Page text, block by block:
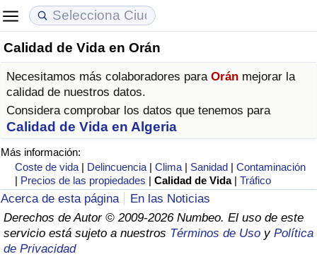
Calidad de Vida en Orán
Necesitamos más colaboradores para Orán mejorar la
calidad de nuestros datos.
Considera comprobar los datos que tenemos para
Calidad de Vida en Algeria
Más información:
Coste de vida | Delincuencia |Clima | Sanidad |Contaminación
| Precios de las propiedades |Calidad de Vida |Tráfico
Acerca de esta página
En las Noticias
Derechos de Autor © 2009-2026 Numbeo. El uso de este
servicio está sujeto a nuestros Términos de Uso y Política
de Privacidad
Coste de vida
Índice de Costo de Vida (Actual)
Índice de Costo de Vida
Índice de costo de vida por país
en aqaba
Precios de las propiedades
Índice de Precios de Inmuebles (Actual)
Índice de Precios de Inmuebles
Índice de Precios de Inmuebles por País
Calidad de Vida
Índice de Calidad de Vida
Índice de Calidad de Vida (Actual)
Índice de calidad de vida por país
Delincuencia
Calificación del Índice de Criminalidad
(Actual)